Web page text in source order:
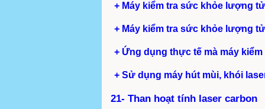
+ Máy kiểm tra sức khỏe lượng
+ Máy kiểm tra sức khỏe lượng
+ Ứng dụng thực tế mà máy
+ Sử dụng máy hút mùi, khói
21- Than hoạt tính laser carbon